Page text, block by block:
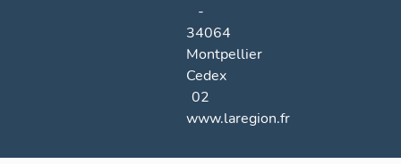
-
34064
Montpellier
Cedex
02
www.laregion.fr